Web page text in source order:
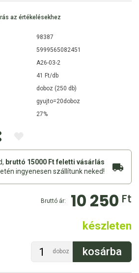
az értékelésekhez
98387
5999565082451
A26-03-2
41 Ft/db
doboz (250 db)
gyujto=20doboz
27%
bruttó 15000 Ft feletti vásárlás
ingyenesen szállítunk neked!
Bruttó ár: 10 250 Ft
készleten
doboz